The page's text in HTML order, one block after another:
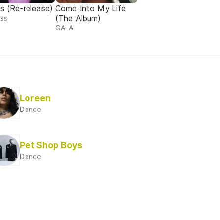
(Re-release) Come Into My Life
(The Album)
GALA
Loreen
Dance
Pet Shop Boys
Dance